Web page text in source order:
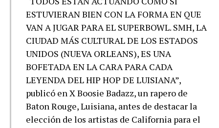
ESTUVIERAN BIEN CON LA FORMA EN QUE
VAN A JUGAR PARA EL SUPERBOWL. SMH, LA
CIUDAD MÁS CULTURAL DE LOS ESTADOS
UNIDOS (NUEVA ORLEANS), ES UNA
BOFETADA EN LA CARA PARA CADA
LEYENDA DEL HIP HOP DE LUISIANA”,
publicó en X Boosie Badazz, un rapero de
Baton Rouge, Luisiana, antes de destacar la
elección de los artistas de California para el